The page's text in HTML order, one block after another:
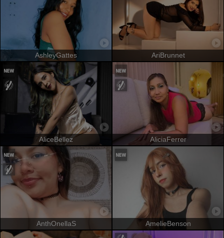
AshleyGattes AriBrunnet
AliceBellez AliciaFerrer
AnthOnellaS AmelieBenson